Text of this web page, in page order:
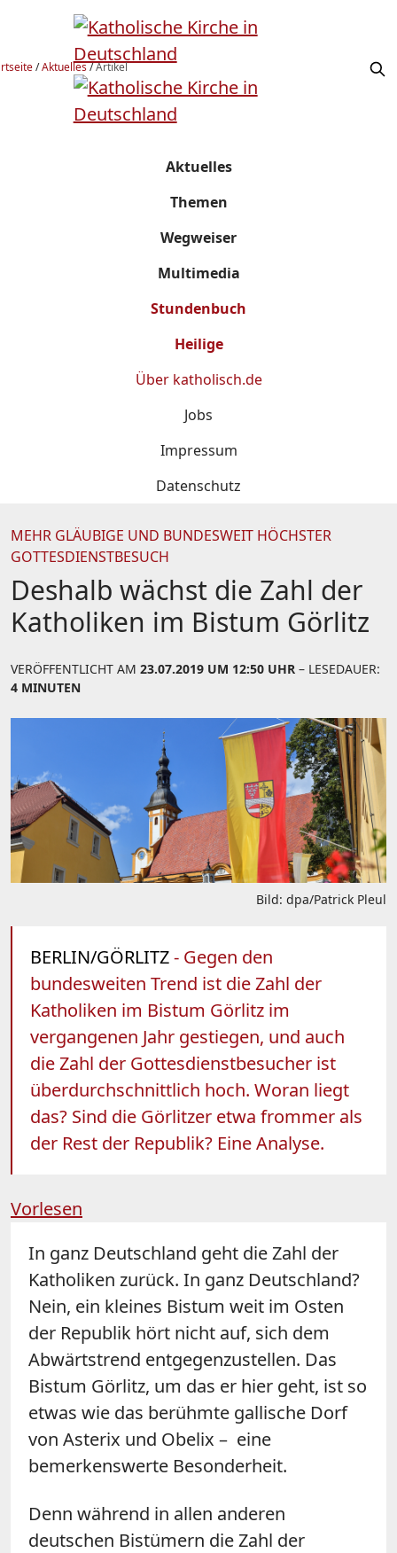
/Aktuelles/Artikel
Aktuelles
Themen
Wegweiser
Multimedia
Stundenbuch
Heilige
Über katholisch.de
Jobs
Impressum
Datenschutz
MEHR GLÄUBIGE UND BUNDESWEIT HÖCHSTER
GOTTESDIENSTBESUCH
Deshalb wächst die Zahl der
Katholiken im Bistum Görlitz
VERÖFFENTLICHT AM 23.07.2019 UM 12:50 UHR – LESEDAUER:
4 MINUTEN
Bild: dpa/Patrick Pleul
BERLIN/GÖRLITZ- Gegen den
bundesweiten Trend ist die Zahl der
Katholiken im Bistum Görlitz im
vergangenen Jahr gestiegen, und auch
die Zahl der Gottesdienstbesucher ist
überdurchschnittlich hoch. Woran liegt
das? Sind die Görlitzer etwa frommer als
der Rest der Republik? Eine Analyse.
Vorlesen
In ganz Deutschland geht die Zahl der
Katholiken zurück. In ganz Deutschland?
Nein, ein kleines Bistum weit im Osten
der Republik hört nicht auf, sich dem
Abwärtstrend entgegenzustellen. Das
Bistum Görlitz, um das er hier geht, ist so
etwas wie das berühmte gallische Dorf
von Asterix und Obelix – eine
bemerkenswerte Besonderheit.
Denn während in allen anderen
deutschen Bistümern die Zahl der